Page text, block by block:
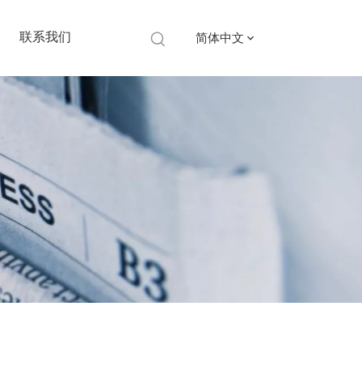
联系我们 简体中文